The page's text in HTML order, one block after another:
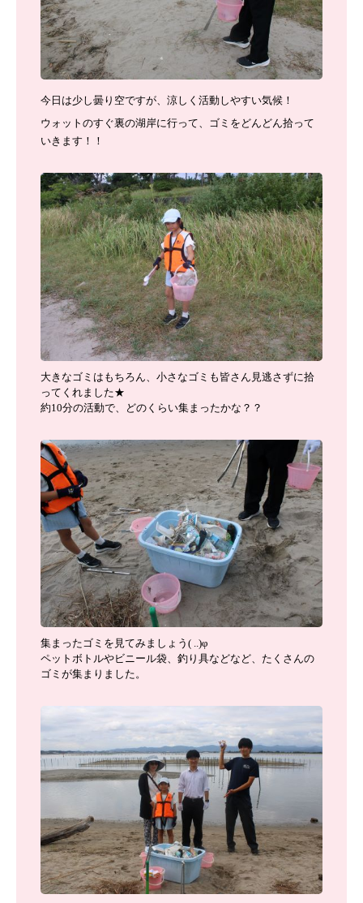
今日は少し曇り空ですが、涼しく活動しやすい気候！
ウォットのすぐ裏の湖岸に行って、ゴミを どんどん拾って
いきます！！
大きなゴミはもちろん、小さなゴミも皆さん見逃さずに拾
ってくれました★
約10分の活動で、どのくらい集まったかな？？
集まったゴミを見てみましょう( ..)φ
ペットボトルやビニール袋、釣り具などなど、たくさんの
ゴミが集まりました。